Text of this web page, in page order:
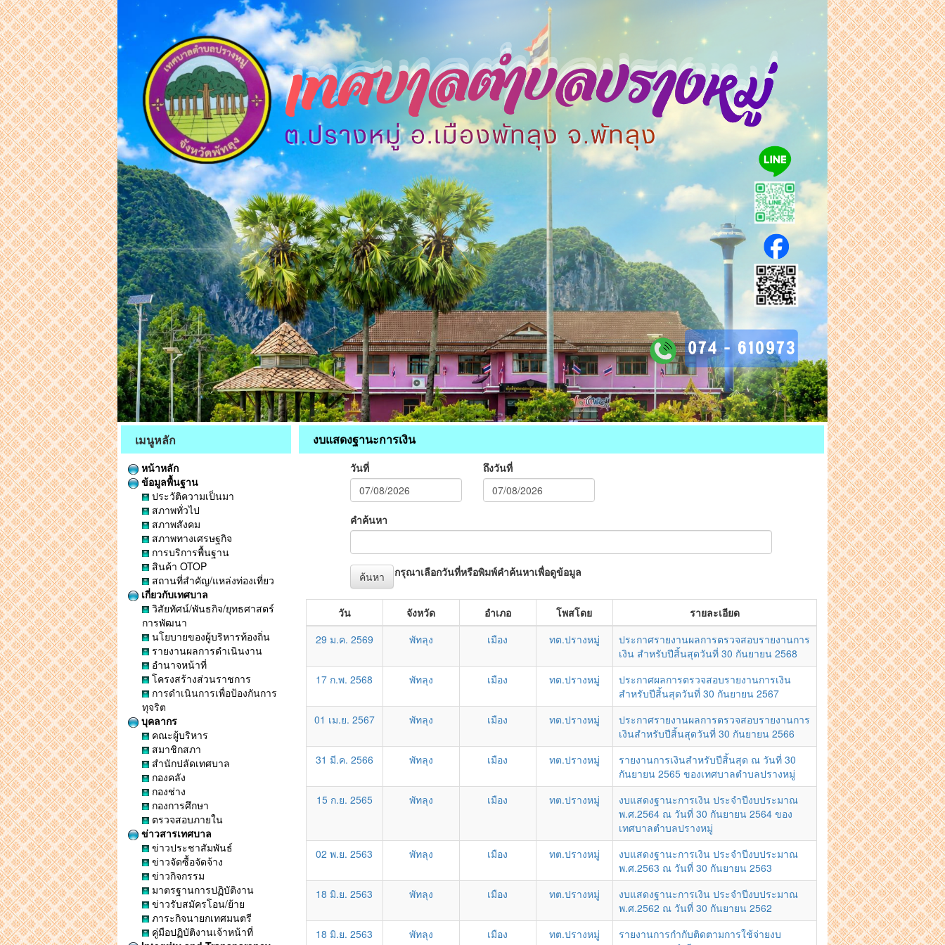
เมนูหลัก
หน้าหลัก
ข้อมูลพื้นฐาน
ประวัติความเป็นมา
สภาพทั่วไป
สภาพสังคม
สภาพทางเศรษฐกิจ
การบริการพื้นฐาน
สินค้า OTOP
สถานที่สำคัญ/แหล่งท่องเที่ยว
เกี่ยวกับเทศบาล
วิสัยทัศน์/พันธกิจ/ยุทธศาสตร์
การพัฒนา
นโยบายของผู้บริหารท้องถิ่น
รายงานผลการดำเนินงาน
อำนาจหน้าที่
โครงสร้างส่วนราชการ
การดำเนินการเพื่อป้องกันการ
ทุจริต
บุคลากร
คณะผู้บริหาร
สมาชิกสภา
สำนักปลัดเทศบาล
กองคลัง
กองช่าง
กองการศึกษา
ตรวจสอบภายใน
ข่าวสารเทศบาล
ข่าวประชาสัมพันธ์
ข่าวจัดซื้อจัดจ้าง
ข่าวกิจกรรม
มาตรฐานการปฏิบัติงาน
ข่าวรับสมัครโอน/ย้าย
ภาระกิจนายกเทศมนตรี
คู่มือปฏิบัติงานเจ้าหน้าที่
งบแสดงฐานะการเงิน
วันที่ ถึงวันที่
คำค้นหา
ค้นหา กรุณาเลือกวันที่หรือพิมพ์คำค้นหาเพื่อดูข้อมูล
วัน จังหวัด อำเภอ โพสโดย
รายละเอียด
29 ม.ค. 2569
พัทลุง เมือง ทต.ปรางหมู่
ประกาศรายงานผลการตรวจสอบรายงานการ
เงิน สำหรับปีสิ้นสุดวันที่ 30 กันยายน 2568
17 ก.พ. 2568
พัทลุง เมือง ทต.ปรางหมู่
ประกาศผลการตรวจสอบรายงานการเงิน
สำหรับปีสิ้นสุดวันที่ 30 กันยายน 2567
01 เม.ย. 2567
พัทลุง เมือง ทต.ปรางหมู่
ประกาศรายงานผลการตรวจสอบรายงานการ
เงินสำหรับปีสิ้นสุดวันที่ 30 กันยายน 2566
31 มี.ค. 2566
พัทลุง เมือง ทต.ปรางหมู่
รายงานการเงินสำหรับปีสิ้นสุด ณ วันที่ 30
กันยายน 2565 ของเทศบาลตำบลปรางหมู่
15 ก.ย. 2565
พัทลุง เมือง ทต.ปรางหมู่
งบแสดงฐานะการเงิน ประจำปีงบประมาณ
พ.ศ.2564 ณ วันที่ 30 กันยายน 2564 ของ
เทศบาลตำบลปรางหมู่
02 พ.ย. 2563
พัทลุง เมือง ทต.ปรางหมู่
งบแสดงฐานะการเงิน ประจำปีงบประมาณ
พ.ศ.2563 ณ วันที่ 30 กันยายน 2563
18 มิ.ย. 2563
พัทลุง เมือง ทต.ปรางหมู่
งบแสดงฐานะการเงิน ประจำปีงบประมาณ
พ.ศ.2562 ณ วันที่ 30 กันยายน 2562
18 มิ.ย. 2563
พัทลุง เมือง ทต.ปรางหมู่
รายงานการกำกับติดตามการใช้จ่ายงบ